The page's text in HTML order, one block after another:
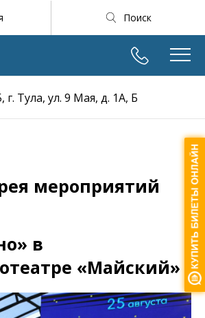
Поиск
г. Тула, ул. 9 Мая, д. 1А, Б
мероприятий
в
«Майский»